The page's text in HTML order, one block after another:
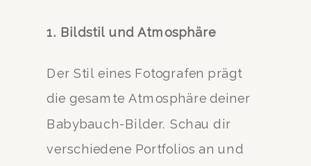
1. Bildstil und Atmosphäre
Der Stil eines Fotografen prägt
die gesamte Atmosphäre deiner
Babybauch-Bilder. Schau dir
verschiedene Portfolios an und